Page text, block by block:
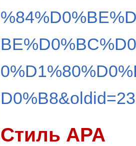
Стиль APA